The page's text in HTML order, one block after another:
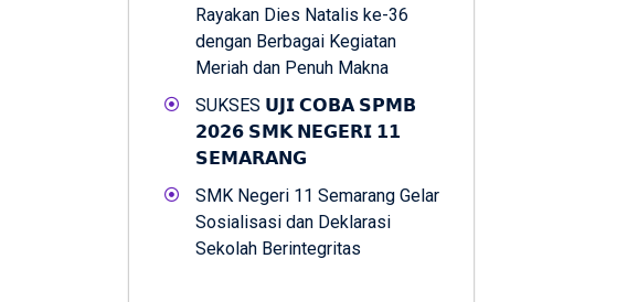
Rayakan Dies Natalis ke-36
dengan Berbagai Kegiatan
Meriah dan Penuh Makna
SUKSES 𝗨𝗝𝗜 𝗖𝗢𝗕𝗔 𝗦𝗣𝗠𝗕
𝟮𝟬𝟮𝟲 𝗦𝗠𝗞 𝗡𝗘𝗚𝗘𝗥𝗜 𝟭𝟭
𝗦𝗘𝗠𝗔𝗥𝗔𝗡𝗚
SMK Negeri 11 Semarang Gelar
Sosialisasi dan Deklarasi
Sekolah Berintegritas